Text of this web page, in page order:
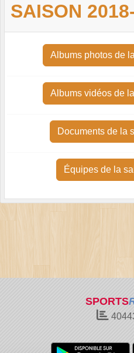
SAISON
Albums photos de
Albums vidéos de
Documents de la
Équipes de la
SPORTS